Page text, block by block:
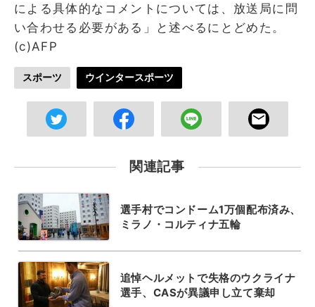
による具体的なコメントについては、放送局に問
い合わせる必要がある」と述べるにとどめた。
(c)AFP
スポーツ ウインタースポーツ
関連記事
選手村でコンドーム1万個配布済み、
ミラノ・コルティナ五輪
追悼ヘルメットで失格のウクライナ
選手、CASが異議申し立て棄却